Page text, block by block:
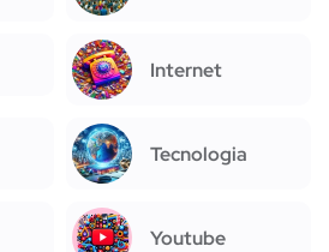
Internet
Tecnologia
Youtube